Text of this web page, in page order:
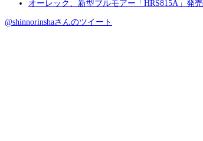
オーレック、新型ブルモアー「HRS815A」発売
@shinnorinshaさんのツイート